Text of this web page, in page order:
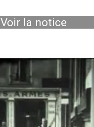
Voir la notice